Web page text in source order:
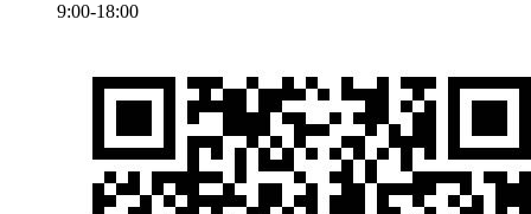
9:00-18:00